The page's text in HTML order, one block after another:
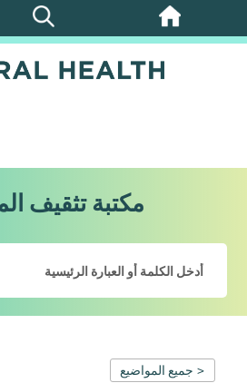
تخطي
مكتبة تثقيف
< جميع المواضيع